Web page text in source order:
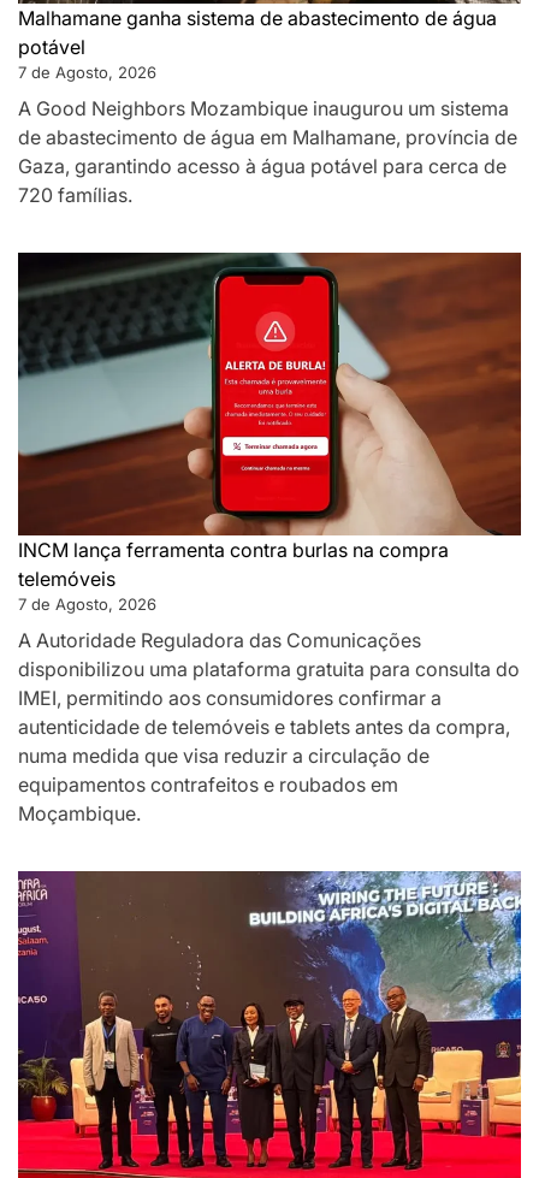
Malhamane ganha sistema de abastecimento de água
potável
7 de Agosto, 2026
A Good Neighbors Mozambique inaugurou um sistema
de abastecimento de água em Malhamane, província de
Gaza, garantindo acesso à água potável para cerca de
720 famílias.
INCM lança ferramenta contra burlas na compra
telemóveis
7 de Agosto, 2026
A Autoridade Reguladora das Comunicações
disponibilizou uma plataforma gratuita para consulta do
IMEI, permitindo aos consumidores confirmar a
autenticidade de telemóveis e tablets antes da compra,
numa medida que visa reduzir a circulação de
equipamentos contrafeitos e roubados em
Moçambique.